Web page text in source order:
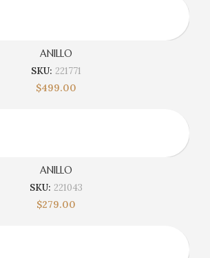
ANILLO
SKU: 221771
$499.00
ANILLO
SKU: 221043
$279.00